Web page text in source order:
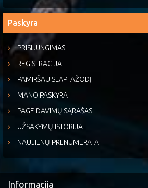
Paskyra
PRISIJUNGIMAS
REGISTRACIJA
PAMIRŠAU SLAPTAŽODĮ
MANO PASKYRA
PAGEIDAVIMŲ SĄRAŠAS
UŽSAKYMŲ ISTORIJA
NAUJIENŲ PRENUMERATA
Informacija